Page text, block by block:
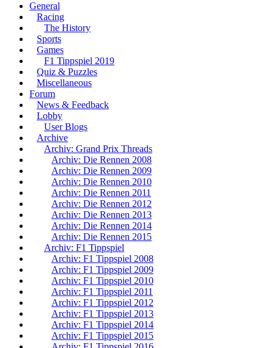
General
Racing
The History
Sports
Games
F1 Tippspiel 2019
Quiz & Puzzles
Miscellaneous
Forum
News & Feedback
Lobby
User Blogs
Archive
Archiv: Grand Prix Threads
Archiv: Die Rennen 2008
Archiv: Die Rennen 2009
Archiv: Die Rennen 2010
Archiv: Die Rennen 2011
Archiv: Die Rennen 2012
Archiv: Die Rennen 2013
Archiv: Die Rennen 2014
Archiv: Die Rennen 2015
Archiv: F1 Tippspiel
Archiv: F1 Tippspiel 2008
Archiv: F1 Tippspiel 2009
Archiv: F1 Tippspiel 2010
Archiv: F1 Tippspiel 2011
Archiv: F1 Tippspiel 2012
Archiv: F1 Tippspiel 2013
Archiv: F1 Tippspiel 2014
Archiv: F1 Tippspiel 2015